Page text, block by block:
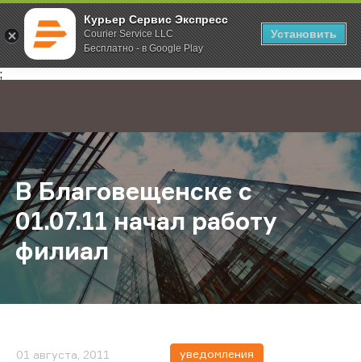
Курьер Сервис Экспресс
Courier Service LLC
Бесплатно - в Google Play
Установить
;
Главная О компании Новости В Благовещенске с 01.07.11
В Благовещенске с
01.07.11 начал работу
филиал
01 августа, 2011 уведомления